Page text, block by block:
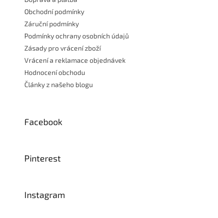
Obchodní podmínky
Záruční podmínky
Podmínky ochrany osobních údajů
Zásady pro vrácení zboží
Vrácení a reklamace objednávek
Hodnocení obchodu
Články z našeho blogu
Facebook
Pinterest
Instagram